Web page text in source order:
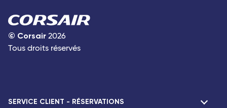
© Corsair 2026
Tous droits réservés
SERVICE CLIENT - RÉSERVATIONS